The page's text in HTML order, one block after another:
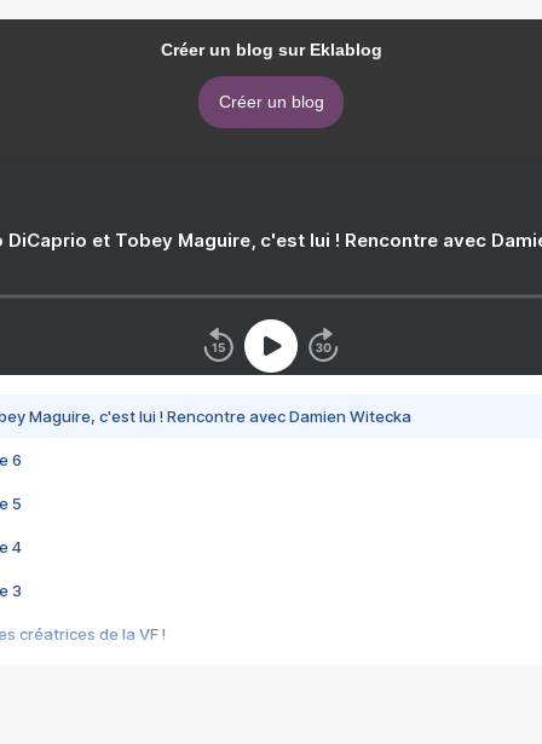
Créer un blog sur Eklablog
Créer un blog
DiCaprio et Tobey Maguire, c'est lui ! Rencontre avec
Maguire, c'est lui ! Rencontre avec Damien Witecka
6
5
4
3
créatrices de la VF !